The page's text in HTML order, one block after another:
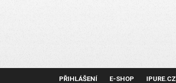
PŘIHLÁŠENÍ E-SHOP IPURE.CZ